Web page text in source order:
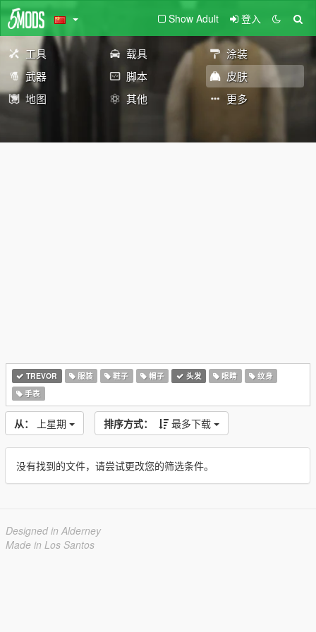
Show Adult 登入
工具 载具
涂装
武器
脚本
皮肤
地图
其他 更多
TREVOR 服装 鞋子 帽子 头发 眼睛
纹身
手表
从： 上星期 排序方式： 最多下载
没有找到的文件，请尝试更改您的筛选条件。
Designed in Alderney
Made in Los Santos